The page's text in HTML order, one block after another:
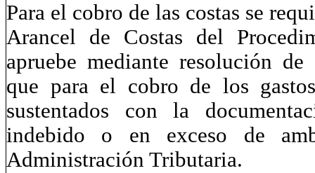
Para el cobro de las costas se
Arancel de Costas del
apruebe mediante resolución
que para el cobro de los
sustentados con la
indebido o en exceso de
Administración Tributaria.